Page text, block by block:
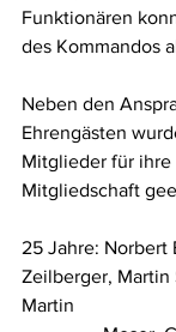
Funktionären
des Kommandos
Neben den
Ehrengästen
Mitglieder für
Mitgliedschaft
25 Jahre: Norbert
Zeilberger, Martin
Martin